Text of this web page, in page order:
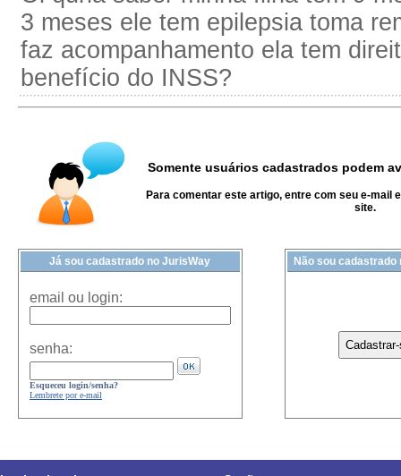
3 meses ele tem epilepsia toma
faz acompanhamento ela tem
benefício do INSS?
Somente usuários cadastrados podem
Para comentar este artigo, entre com seu e-mail
site.
Já sou cadastrado no JurisWay
email ou login:
senha:
Esqueceu login/senha?
Lembrete por e-mail
Não sou cadastrado